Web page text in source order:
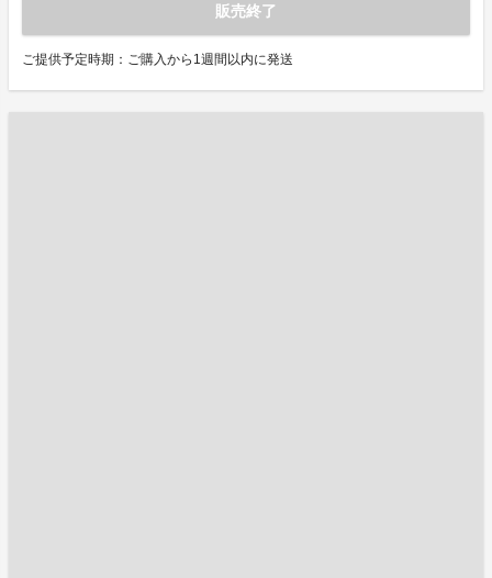
販売終了
ご提供予定時期：ご購入から1週間以内に発送